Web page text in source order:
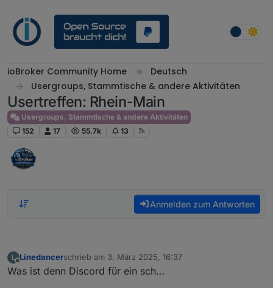
ioBroker Community Home
Deutsch
Usergroups, Stammtische & andere Aktivitäten
Usertreffen: Rhein-Main
Usergroups, Stammtische & andere Aktivitäten
152
17 55.7k 13
Anmelden zum Antworten
L
Offline
Linedancerschrieb am 3. März 2025, 16:37
zuletzt editiert von
Was ist denn Discord für ein sch…